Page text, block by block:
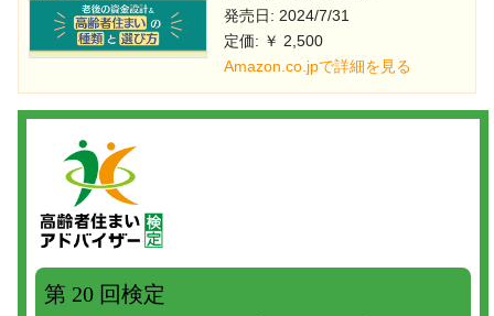
発売日: 2024/7/31
定価: ￥ 2,500
Amazon.co.jpで詳細を見る
第 20 回検定